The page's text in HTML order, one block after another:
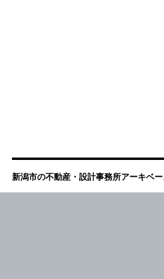
新潟市の不動産・設計事務所アーキベ